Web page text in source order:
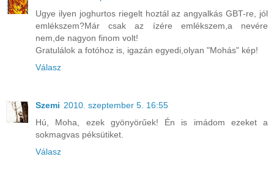
Ugye ilyen joghurtos riegelt hoztál az angyalkás GBT-re, jól
emlékszem?Már csak az ízére emlékszem,a nevére
nem,de nagyon finom volt!
Gratulálok a fotóhoz is, igazán egyedi,olyan "Mohás" kép!
Válasz
Szemi 2010. szeptember 5. 16:55
Hú, Moha, ezek gyönyörűek! Én is imádom ezeket a
sokmagvas péksütiket.
Válasz